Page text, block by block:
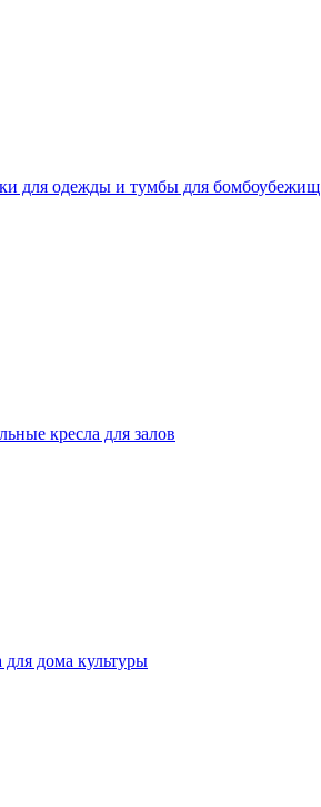
для одежды и тумбы для бомбоубежищ
кресла для залов
для дома культуры